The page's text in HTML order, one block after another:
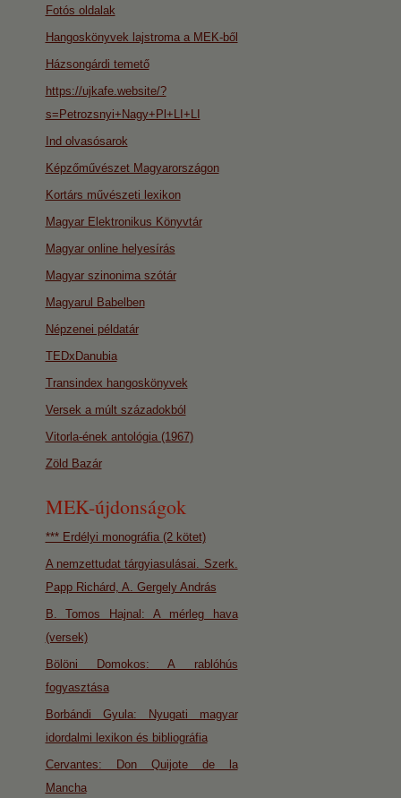
Fotós oldalak
Hangoskönyvek lajstroma a MEK-ből
Házsongárdi temető
https://ujkafe.website/?
s=Petrozsnyi+Nagy+Pl+LI+LI
Ind olvasósarok
Képzőművészet Magyarországon
Kortárs művészeti lexikon
Magyar Elektronikus Könyvtár
Magyar online helyesírás
Magyar szinonima szótár
Magyarul Babelben
Népzenei példatár
TEDxDanubia
Transindex hangoskönyvek
Versek a múlt századokból
Vitorla-ének antológia (1967)
Zöld Bazár
MEK-újdonságok
*** Erdélyi monográfia (2 kötet)
A nemzettudat tárgyiasulásai. Szerk.
Papp Richárd, A. Gergely András
B. Tomos Hajnal: A mérleg hava
(versek)
Bölöni Domokos: A rablóhús
fogyasztása
Borbándi Gyula: Nyugati magyar
idordalmi lexikon és bibliográfia
Cervantes: Don Quijote de la
Mancha